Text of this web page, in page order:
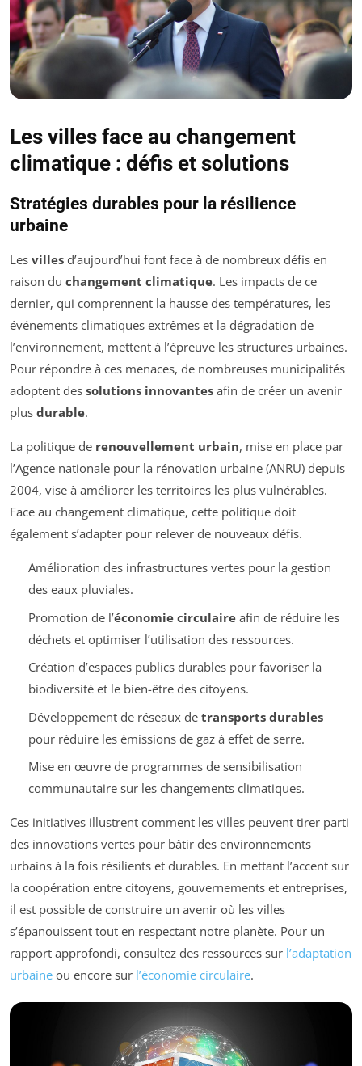
Les villes face au changement
climatique : défis et solutions
Stratégies durables pour la résilience
urbaine
Les villes d’aujourd’hui font face à de nombreux défis en
raison du changement climatique. Les impacts de ce
dernier, qui comprennent la hausse des températures, les
événements climatiques extrêmes et la dégradation de
l’environnement, mettent à l’épreuve les structures urbaines.
Pour répondre à ces menaces, de nombreuses municipalités
adoptent des solutions innovantes afin de créer un avenir
plus durable.
La politique de renouvellement urbain, mise en place par
l’Agence nationale pour la rénovation urbaine (ANRU) depuis
2004, vise à améliorer les territoires les plus vulnérables.
Face au changement climatique, cette politique doit
également s’adapter pour relever de nouveaux défis.
Amélioration des infrastructures vertes pour la gestion
des eaux pluviales.
Promotion de l’économie circulaireafin de réduire les
déchets et optimiser l’utilisation des ressources.
Création d’espaces publics durables pour favoriser la
biodiversité et le bien-être des citoyens.
Développement de réseaux de transports durables
pour réduire les émissions de gaz à effet de serre.
Mise en œuvre de programmes de sensibilisation
communautaire sur les changements climatiques.
Ces initiatives illustrent comment les villes peuvent tirer parti
des innovations vertes pour bâtir des environnements
urbains à la fois résilients et durables. En mettant l’accent sur
la coopération entre citoyens, gouvernements et entreprises,
il est possible de construire un avenir où les villes
s’épanouissent tout en respectant notre planète. Pour un
rapport approfondi, consultez des ressources sur l’adaptation
urbaine ou encore sur l’économie circulaire.